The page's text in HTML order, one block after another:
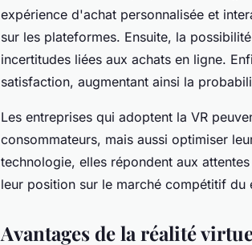
expérience d'achat personnalisée et
sur les plateformes. Ensuite, la
incertitudes liées aux achats en ligne.
satisfaction, augmentant ainsi la
Les entreprises qui adoptent la VR
consommateurs, mais aussi optimiser
technologie, elles répondent aux
leur position sur le marché compétitif du
Avantages de la réalité